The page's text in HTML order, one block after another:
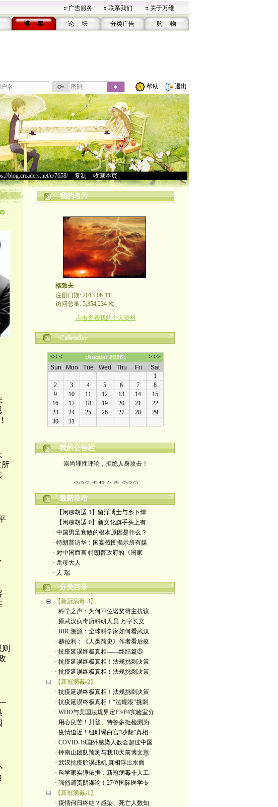
广告服务 联系我们 关于万维
博 客 论 坛 分类广告 购 物
帮助 退出
blog.creaders.net/u/7658/> 复制 收藏本页
我的名片
格致夫
注册日期: 2013-06-11
访问总量: 5,354,234 次
点击查看我的个人资料
Calendar
我的公告栏
崇尚理性评论，拒绝人身攻击！
本博客所发布文章，
除特别注明者外，均为原创。
转载或制作视频，
须注明如下版权信息：
作者（格致夫）和出处（万维链接）
最新发布
· 【闲聊胡适-1】留洋博士与乡下悍
· 【闲聊胡适-0】新文化旗手头上有
· 中国男足衰败的根本原因是什么？
· 特朗普访华：国宴截图揭示所有媒
· 对中国而言 特朗普政府的《国家
· 岳母大人
· 人 瑞
分类目录
【新冠病毒-3】
· 科学之声：为何77位诺奖得主抗议
· 原武汉病毒所科研人员 万字长文
· BBC溯源：全球科学家如何看武汉
· 赫拉利：《人类简史》作者看后疫
· 抗疫延误终极真相——终结篇⑤
· 抗疫延误终极真相！法规挑刺决策
· 抗疫延误终极真相！法规挑刺决策
【新冠病毒-2】
· 抗疫延误终极真相！法规挑刺决策
· 抗疫延误终极真相！“法规眼”挑刺
· WHO与美国法规界定P3/P4实验室分
· 用心良苦！川普、特鲁多拒检测为
· 疫情迫近！纽时曝白宫“吵翻”真相
· COVID-19国外感染人数会超过中国
· 钟南山团队预测与我10天前博文意
· 武汉抗疫贻误战机 真相浮出水面
· 科学家实锤依据：新冠病毒非人工
· 强烈谴责阴谋论！27位国际医学专
【新冠病毒-1】
· 疫情何日终结？感染、死亡人数知